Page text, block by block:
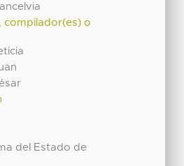
compilador(es) o
del Estado de